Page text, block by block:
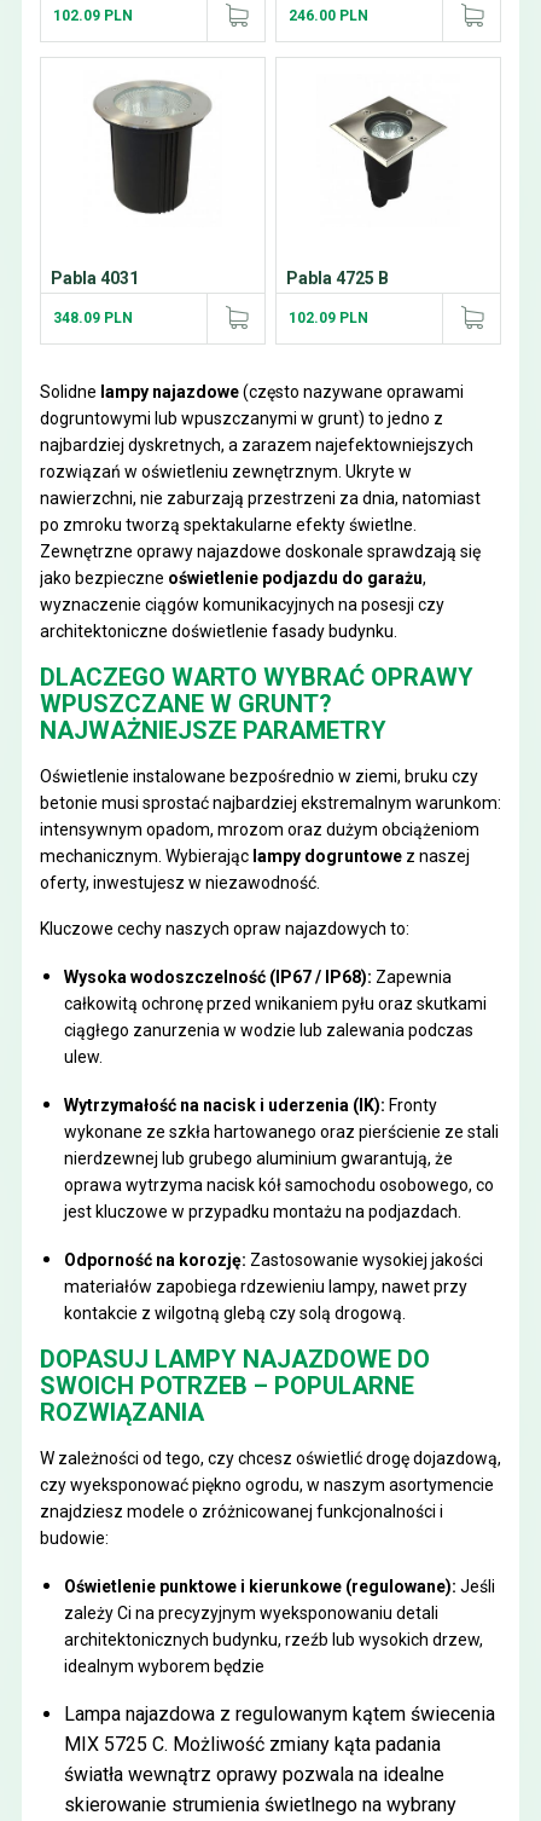
102.09 PLN 246.00 PLN
Pabla 4031
348.09 PLN
Pabla 4725 B
102.09 PLN
Solidne lampy najazdowe(często nazywane oprawami
dogruntowymi lub wpuszczanymi w grunt) to jedno z
najbardziej dyskretnych, a zarazem najefektowniejszych
rozwiązań w oświetleniu zewnętrznym. Ukryte w
nawierzchni, nie zaburzają przestrzeni za dnia, natomiast
po zmroku tworzą spektakularne efekty świetlne.
Zewnętrzne oprawy najazdowe doskonale sprawdzają się
jako bezpieczne oświetlenie podjazdu do garażu,
wyznaczenie ciągów komunikacyjnych na posesji czy
architektoniczne doświetlenie fasady budynku.
DLACZEGO WARTO WYBRAĆ OPRAWY
WPUSZCZANE W GRUNT?
NAJWAŻNIEJSZE PARAMETRY
Oświetlenie instalowane bezpośrednio w ziemi, bruku czy
betonie musi sprostać najbardziej ekstremalnym warunkom:
intensywnym opadom, mrozom oraz dużym obciążeniom
mechanicznym. Wybierając lampy dogruntowez naszej
oferty, inwestujesz w niezawodność.
Kluczowe cechy naszych opraw najazdowych to:
Wysoka wodoszczelność (IP67 / IP68): Zapewnia
całkowitą ochronę przed wnikaniem pyłu oraz skutkami
ciągłego zanurzenia w wodzie lub zalewania podczas
ulew.
Wytrzymałość na nacisk i uderzenia (IK): Fronty
wykonane ze szkła hartowanego oraz pierścienie ze stali
nierdzewnej lub grubego aluminium gwarantują, że
oprawa wytrzyma nacisk kół samochodu osobowego, co
jest kluczowe w przypadku montażu na podjazdach.
Odporność na korozję: Zastosowanie wysokiej jakości
materiałów zapobiega rdzewieniu lampy, nawet przy
kontakcie z wilgotną glebą czy solą drogową.
DOPASUJ LAMPY NAJAZDOWE DO
SWOICH POTRZEB – POPULARNE
ROZWIĄZANIA
W zależności od tego, czy chcesz oświetlić drogę dojazdową,
czy wyeksponować piękno ogrodu, w naszym asortymencie
znajdziesz modele o zróżnicowanej funkcjonalności i
budowie:
Oświetlenie punktowe i kierunkowe (regulowane): Jeśli
zależy Ci na precyzyjnym wyeksponowaniu detali
architektonicznych budynku, rzeźb lub wysokich drzew,
idealnym wyborem będzie
Lampa najazdowa z regulowanym kątem świecenia
MIX 5725 C. Możliwość zmiany kąta padania
światła wewnątrz oprawy pozwala na idealne
skierowanie strumienia świetlnego na wybrany